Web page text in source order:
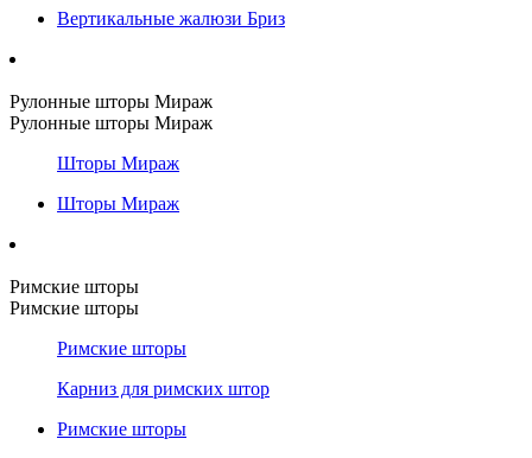
Вертикальные жалюзи Бриз
Рулонные шторы Мираж
Рулонные шторы Мираж
Шторы Мираж
Шторы Мираж
Римские шторы
Римские шторы
Римские шторы
Карниз для римских штор
Римские шторы